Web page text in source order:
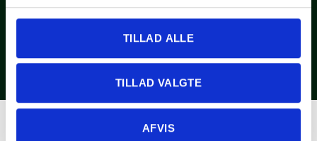
TILLAD ALLE
TILLAD VALGTE
AFVIS
Flyttelift udlejning
Nyheder
Denne side er beskyttet af reCAPTCHA og Google’sprivatpolitikogservicevilkår.